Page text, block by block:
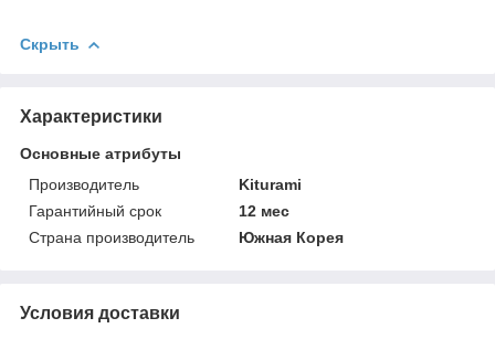
Скрыть
Характеристики
Основные атрибуты
Производитель
Kiturami
Гарантийный срок
12 мес
Страна производитель
Южная Корея
Условия доставки